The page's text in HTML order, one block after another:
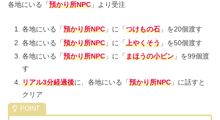
各地にいる「預かり所NPC 」より受注
各地にいる「預かり所NPC」に「つけもの石」を20個渡す
各地にいる「預かり所NPC」に「上やくそう」を50個渡す
各地にいる「預かり所NPC」に「まほうの小ビン」を99個渡
す
リアル3分経過後に、各地にいる「預かり所NPC」に話すと
クリア